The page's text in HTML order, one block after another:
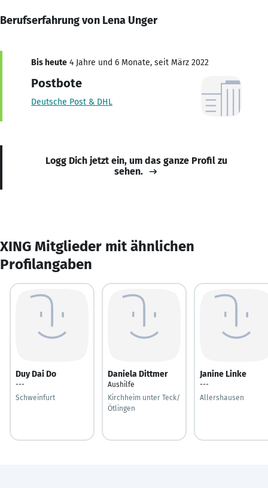
Berufserfahrung von Lena Unger
Bis heute 4 Jahre und 6 Monate, seit März 2022
Postbote
Deutsche Post & DHL
Logg Dich jetzt ein, um das ganze Profil zu
sehen.
XING Mitglieder mit ähnlichen
Profilangaben
Duy Dai Do
---
Schweinfurt
Daniela Dittmer
Aushilfe
Kirchheim unter Teck/
Ötlingen
Janine Linke
---
Allershausen